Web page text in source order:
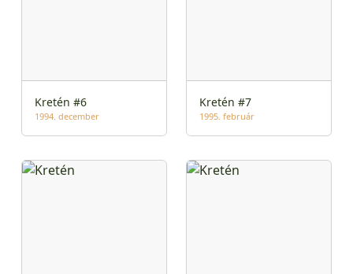
Kretén #6
1994. december
Kretén #7
1995. február